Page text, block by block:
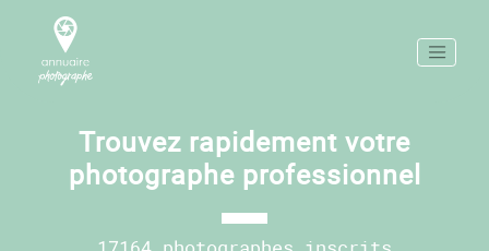
Trouvez rapidement votre
photographe professionnel